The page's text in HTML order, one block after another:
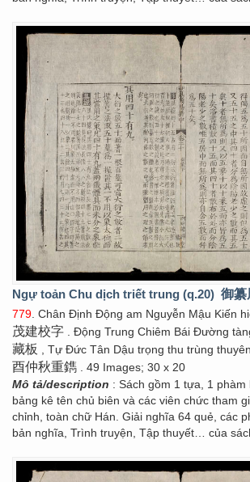
Ngự toản Chu dịch triết trung (q.20) 御纂
779 . Chân Định Động am Nguyễn Mậu Kiến
茂建校字 . Động Trung Chiêm Bái Đường
藏板
, Tự Đức Tân Dậu trọng thu trùng
酉仲秋重鐫 . 49 Images; 30 x 20
Mô tả/description : Sách gồm 1 tựa, 1 phàm
bảng kê tên chủ biên và các viên chức tham
chỉnh, toàn chữ Hán. Giải nghĩa 64 quẻ, các
bản nghĩa, Trình truyện, Tập thuyết… của